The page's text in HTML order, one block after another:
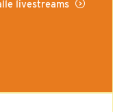
livestreams